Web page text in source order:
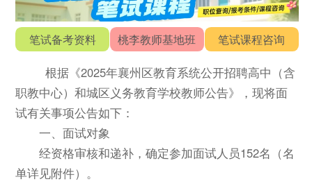
笔试备考资料 桃李教师基地班 笔试课程咨询
根据《2025年襄州区教育系统公开招聘高中（含
职教中心）和城区义务教育学校教师公告》，现将面
试有关事项公告如下：
一、面试对象
经资格审核和递补，确定参加面试人员152名（名
单详见附件）。